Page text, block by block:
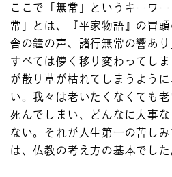
ここで「無常」というキーワ
常」とは、『平家物語』の冒
舎の鐘の声、諸行無常の響あり
すべては儚く移り変わってし
が散り草が枯れてしまうよう
い。我々は老いたくなくても
死んでしまい、どんなに大事
ない。それが人生第一の苦し
は、仏教の考え方の基本でした